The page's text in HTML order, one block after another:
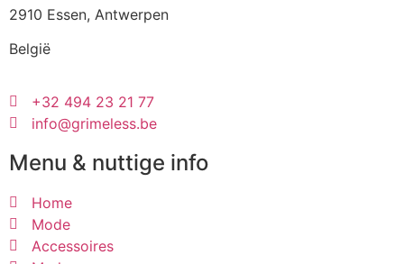
2910 Essen, Antwerpen
België
+32 494 23 21 77
info@grimeless.be
Menu & nuttige info
Home
Mode
Accessoires